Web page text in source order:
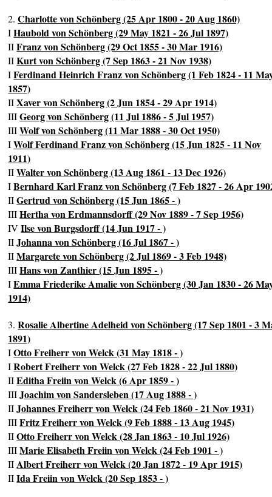
2.Charlotte von Schönberg (25 Apr 1800 - 20 Aug 1860)
IHaubold von Schönberg (29 May 1821 - 26 Jul 1897)
IIFranz von Schönberg (29 Oct 1855 - 30 Mar 1916)
IIKurt von Schönberg (7 Sep 1863 - 21 Nov 1938)
IFerdinand Heinrich Franz von Schönberg (1 Feb 1824 - 11
1857)
IIXaver von Schönberg (2 Jun 1854 - 29 Apr 1914)
IIIGeorg von Schönberg (11 Jul 1886 - 5 Jul 1957)
IIIWolf von Schönberg (11 Mar 1888 - 30 Oct 1950)
IWolf Ferdinand Franz von Schönberg (15 Jun 1825 - 11 Nov
1911)
IIWalter von Schönberg (13 Aug 1861 - 13 Dec 1926)
IBernhard Karl Franz von Schönberg (7 Feb 1827 - 26 Apr
IIGertrud von Schönberg (15 Jun 1865 - )
IIIHertha von Erdmannsdorff (29 Nov 1889 - 7 Sep 1956)
IVIlse von Burgsdorff (14 Jun 1917 - )
IIJohanna von Schönberg (16 Jul 1867 - )
IIMargarete von Schönberg (2 Jul 1869 - 3 Feb 1948)
IIIHans von Zanthier (15 Jun 1895 - )
IEmma Friederike Amalie von Schönberg (30 Jan 1830 - 26
1914)
3.Rosalie Albertine Adelheid von Schönberg (17 Sep 1801 - 3
1891)
IOtto Freiherr von Welck (31 May 1818 - )
IRobert Freiherr von Welck (27 Feb 1828 - 22 Jul 1880)
IIEditha Freiin von Welck (6 Apr 1859 - )
IIIJoachim von Sandersleben (17 Aug 1888 - )
IIJohannes Freiherr von Welck (24 Feb 1860 - 21 Nov 1931)
IIIFritz Freiherr von Welck (9 Feb 1888 - 13 Aug 1945)
IIOtto Freiherr von Welck (28 Jan 1863 - 10 Jul 1926)
IIIMarie Elisabeth Freiin von Welck (24 Feb 1901 - )
IIAlbert Freiherr von Welck (20 Jan 1872 - 19 Apr 1915)
IIIda Freiin von Welck (20 Sep 1853 - )